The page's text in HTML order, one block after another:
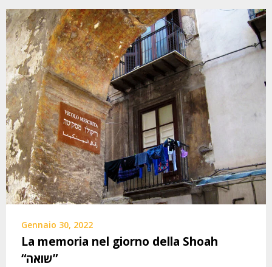
Gennaio 30, 2022
La memoria nel giorno della Shoah
“שואה”